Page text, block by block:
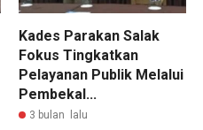
Kades Parakan Salak
Fokus Tingkatkan
Pelayanan Publik Melalui
Pembekal...
3 bulan lalu